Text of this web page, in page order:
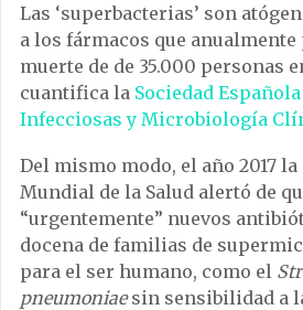
Las ‘superbacterias’ son
a los fármacos que
muerte de de 35.000 personas
cuantifica la Sociedad
Infecciosas y Microbiología
Del mismo modo, el año 2017
Mundial de la Salud alertó de
“urgentemente” nuevos
docena de familias de
para el ser humano, como el
pneumoniaesin sensibilidad a